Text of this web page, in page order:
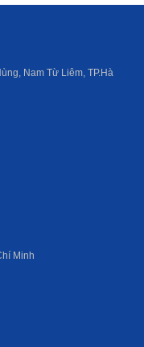
Nam Từ Liêm, TP.Hà
Minh